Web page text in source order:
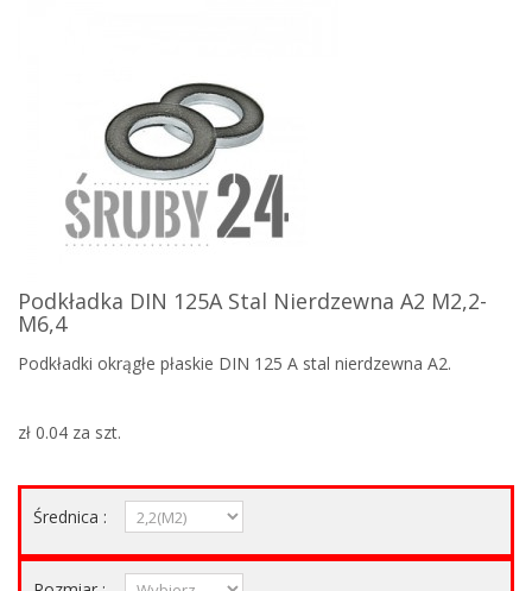
Podkładka DIN 125A Stal Nierdzewna A2 M2,2-
M6,4
Podkładki okrągłe płaskie DIN 125 A stal nierdzewna A2.
zł 0.04 za szt.
Średnica :